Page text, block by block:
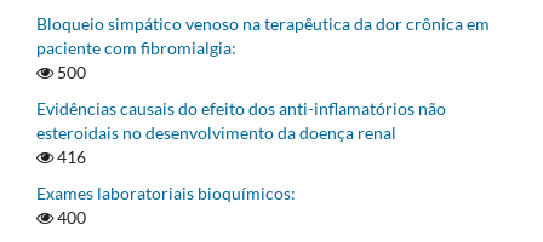
Bloqueio simpático venoso na terapêutica da dor crônica em
paciente com fibromialgia:
500
Evidências causais do efeito dos anti-inflamatórios não
esteroidais no desenvolvimento da doença renal
416
Exames laboratoriais bioquímicos:
400